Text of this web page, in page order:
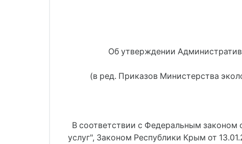
Об утверждении
(в ред. Приказов Министерства
В соответствии с Федеральным законом
услуг", Законом Республики Крым от